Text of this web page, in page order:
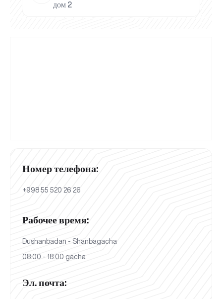
дом 2
Номер телефона:
+998 55 520 26 26
Рабочее время:
Dushanbadan - Shanbagacha
08:00 - 18:00 gacha
Эл. почта: